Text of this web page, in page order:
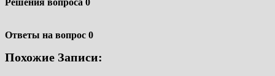
Ответы на вопрос 0
Похожие Записи: